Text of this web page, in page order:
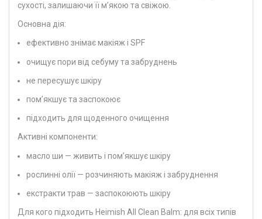
сухості, залишаючи її м’якою та свіжою.
Основна дія:
ефективно знімає макіяж і SPF
очищує пори від себуму та забруднень
не пересушує шкіру
пом’якшує та заспокоює
підходить для щоденного очищення
Активні компоненти:
масло ши — живить і пом’якшує шкіру
рослинні олії — розчиняють макіяж і забруднення
екстракти трав — заспокоюють шкіру
Для кого підходить Heimish All Clean Balm: для всіх типів